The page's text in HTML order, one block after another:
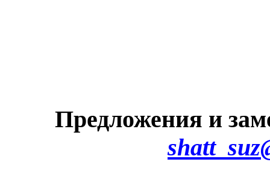
Предложения и